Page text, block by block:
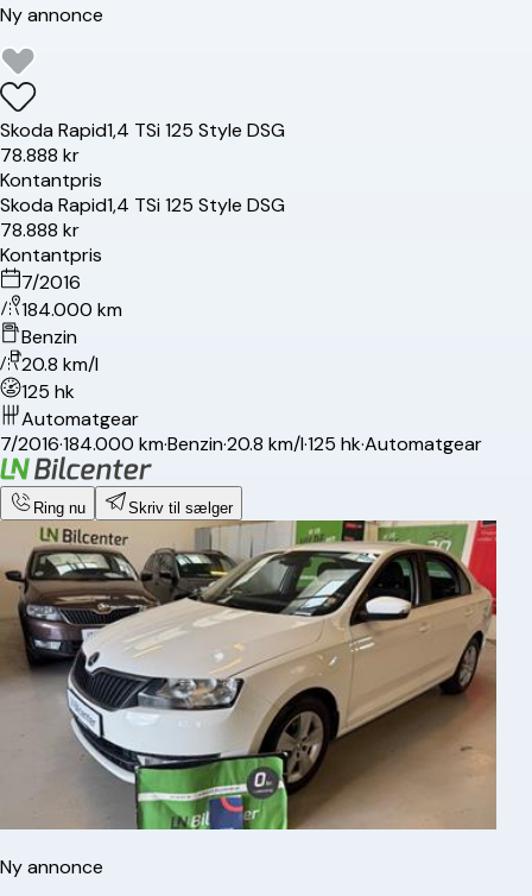
Ny annonce
SkodaRapid1,4 TSi 125 Style DSG
78.888 kr
Kontantpris
SkodaRapid1,4 TSi 125 Style DSG
78.888 kr
Kontantpris
7/2016
184.000 km
Benzin
20.8 km/l
125 hk
Automatgear
7/2016·184.000 km·Benzin·20.8 km/l·125 hk·Automatgear
Ring nu Skriv til sælger
Ny annonce